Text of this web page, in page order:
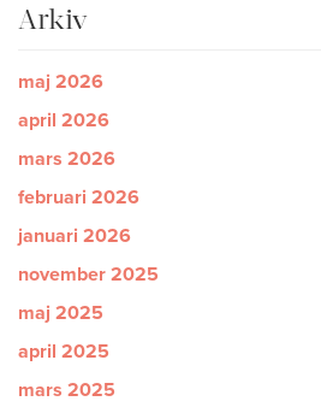
Arkiv
maj 2026
april 2026
mars 2026
februari 2026
januari 2026
november 2025
maj 2025
april 2025
mars 2025